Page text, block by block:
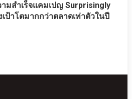
ามสำเร็จแคมเปญ Surprisingly
ป้าโตมากกว่าตลาดเท่าตัวในปี